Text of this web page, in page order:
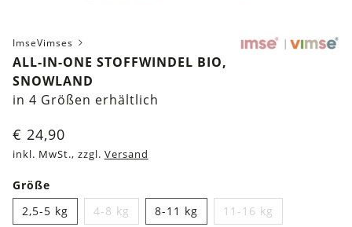
ImseVimses
ALL-IN-ONE STOFFWINDEL BIO,
SNOWLAND
in 4 Größen erhältlich
€ 24,90
inkl. MwSt., zzgl. Versand
Größe
2,5-5 kg
4-8 kg 8-11 kg 11-16 kg